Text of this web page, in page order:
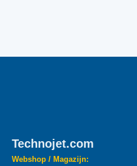
Technojet.com
Webshop / Magazijn: